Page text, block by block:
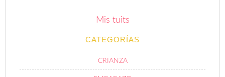
Mis tuits
CATEGORÍAS
CRIANZA